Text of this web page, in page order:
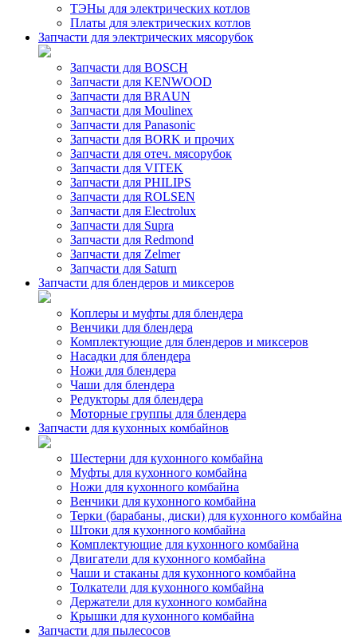
ТЭНы для электрических котлов
Платы для электрических котлов
Запчасти для электрических мясорубок
Запчасти для BOSCH
Запчасти для KENWOOD
Запчасти для BRAUN
Запчасти для Moulinex
Запчасти для Panasonic
Запчасти для BORK и прочих
Запчасти для отеч. мясорубок
Запчасти для VITEK
Запчасти для PHILIPS
Запчасти для ROLSEN
Запчасти для Electrolux
Запчасти для Supra
Запчасти для Redmond
Запчасти для Zelmer
Запчасти для Saturn
Запчасти для блендеров и миксеров
Коплеры и муфты для блендера
Венчики для блендера
Комплектующие для блендеров и миксеров
Насадки для блендера
Ножи для блендера
Чаши для блендера
Редукторы для блендера
Моторные группы для блендера
Запчасти для кухонных комбайнов
Шестерни для кухонного комбайна
Муфты для кухонного комбайна
Ножи для кухонного комбайна
Венчики для кухонного комбайна
Терки (барабаны, диски) для кухонного комбайна
Штоки для кухонного комбайна
Комплектующие для кухонного комбайна
Двигатели для кухонного комбайна
Чаши и стаканы для кухонного комбайна
Толкатели для кухонного комбайна
Держатели для кухонного комбайна
Крышки для кухонного комбайна
Запчасти для пылесосов